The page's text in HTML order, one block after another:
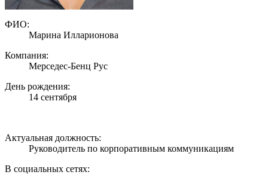
ФИО:
Марина Илларионова
Компания:
Мерседес-Бенц Рус
День рождения:
14 сентября
Актуальная должность:
Руководитель по корпоративным коммуникациям
В социальных сетях: